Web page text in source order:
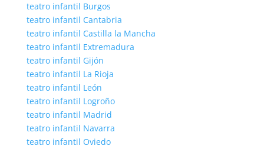
teatro infantil Burgos
teatro infantil Cantabria
teatro infantil Castilla la Mancha
teatro infantil Extremadura
teatro infantil Gijón
teatro infantil La Rioja
teatro infantil León
teatro infantil Logroño
teatro infantil Madrid
teatro infantil Navarra
teatro infantil Oviedo